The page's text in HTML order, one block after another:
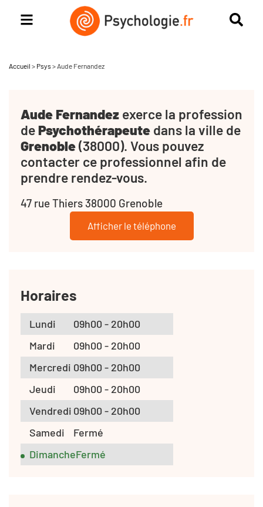
Accueil > Psys > Aude Fernandez
Aude Fernandez exerce la profession
dePsychothérapeute dans la ville de
Grenoble(38000). Vous pouvez
contacter ce professionnel afin de
prendre rendez-vous.
47 rue Thiers 38000 Grenoble
Afficher le téléphone
Horaires
Lundi
09h00 - 20h00
Mardi
09h00 - 20h00
Mercredi 09h00 - 20h00
Jeudi
09h00 - 20h00
Vendredi 09h00 - 20h00
Samedi
Fermé
DimancheFermé